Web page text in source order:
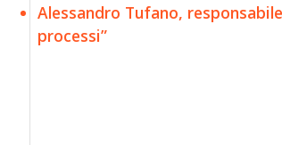
Alessandro Tufano,
processi”